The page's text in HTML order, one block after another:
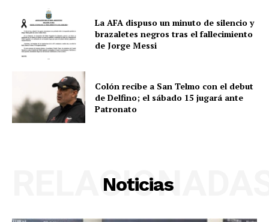
La AFA dispuso un minuto de silencio y
brazaletes negros tras el fallecimiento
de Jorge Messi
Colón recibe a San Telmo con el debut
de Delfino; el sábado 15 jugará ante
Patronato
Noticias